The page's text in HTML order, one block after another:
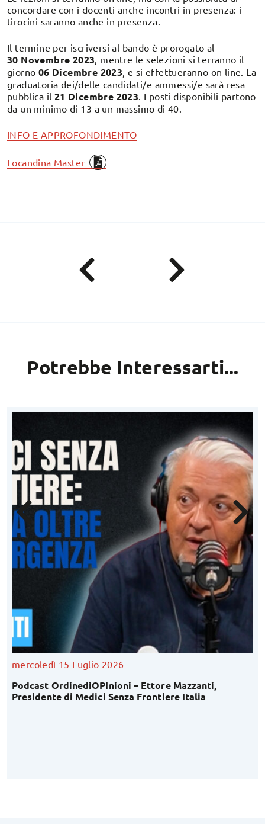
concordare con i docenti anche incontri in presenza: i
tirocini saranno anche in presenza.
Il termine per iscriversi al bando è prorogato al
30 Novembre 2023 , mentre le selezioni si terranno il
giorno 06 Dicembre 2023 , e si effettueranno on line. La
graduatoria dei/delle candidati/e ammessi/e sarà resa
pubblica il 21 Dicembre 2023 . I posti disponibili partono
da un minimo di 13 a un massimo di 40.
INFO E APPROFONDIMENTO
Locandina Master
Potrebbe Interessarti...
mercoledì 15 Luglio 2026
Podcast OrdinediOPInioni – Ettore Mazzanti,
Presidente di Medici Senza Frontiere Italia